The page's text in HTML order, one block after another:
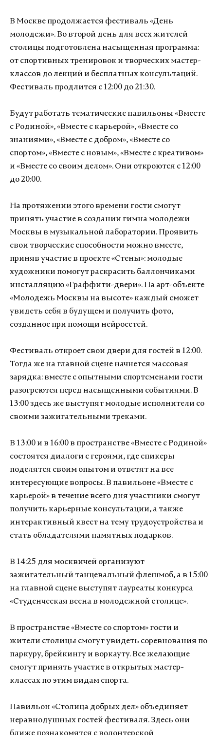
В Москве продолжается фестиваль «День
молодежи». Во второй день для всех жителей
столицы подготовлена насыщенная программа:
от спортивных тренировок и творческих мастер-
классов до лекций и бесплатных консультаций.
Фестиваль продлится с 12:00 до 21:30.
Будут работать тематические павильоны «Вместе
с Родиной», «Вместе с карьерой», «Вместе со
знаниями», «Вместе с добром», «Вместе со
спортом», «Вместе с новым», «Вместе с креативом»
и «Вместе со своим делом». Они откроются с 12:00
до 20:00.
На протяжении этого времени гости смогут
принять участие в создании гимна молодежи
Москвы в музыкальной лаборатории. Проявить
свои творческие способности можно вместе,
приняв участие в проекте «Стены»: молодые
художники помогут раскрасить баллончиками
инсталляцию «Граффити-двери». На арт-объекте
«Молодежь Москвы на высоте» каждый сможет
увидеть себя в будущем и получить фото,
созданное при помощи нейросетей.
Фестиваль откроет свои двери для гостей в 12:00.
Тогда же на главной сцене начнется массовая
зарядка: вместе с опытными спортсменами гости
разогреются перед насыщенными событиями. В
13:00 здесь же выступят молодые исполнители со
своими зажигательными треками.
В 13:00 и в 16:00 в пространстве «Вместе с Родиной»
состоятся диалоги с героями, где спикеры
поделятся своим опытом и ответят на все
интересующие вопросы. В павильоне «Вместе с
карьерой» в течение всего дня участники смогут
получить карьерные консультации, а также
интерактивный квест на тему трудоустройства и
стать обладателями памятных подарков.
В 14:25 для москвичей организуют
зажигательный танцевальный флешмоб, а в 15:00
на главной сцене выступят лауреаты конкурса
«Студенческая весна в молодежной столице».
В пространстве «Вместе со спортом» гости и
жители столицы смогут увидеть соревнования по
паркуру, брейкингу и воркауту. Все желающие
смогут принять участие в открытых мастер-
классах по этим видам спорта.
Павильон «Столица добрых дел» объединяет
неравнодушных гостей фестиваля. Здесь они